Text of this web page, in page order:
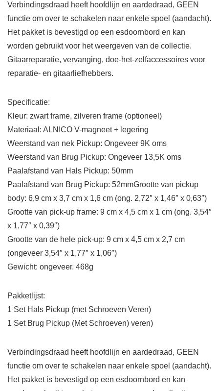
Verbindingsdraad heeft hoofdlijn en aardedraad, GEEN
functie om over te schakelen naar enkele spoel (aandacht).
Het pakket is bevestigd op een esdoornbord en kan
worden gebruikt voor het weergeven van de collectie.
Gitaarreparatie, vervanging, doe-het-zelfaccessoires voor
reparatie- en gitaarliefhebbers.
Specificatie:
Kleur: zwart frame, zilveren frame (optioneel)
Materiaal: ALNICO V-magneet + legering
Weerstand van nek Pickup: Ongeveer 9K oms
Weerstand van Brug Pickup: Ongeveer 13,5K oms
Paalafstand van Hals Pickup: 50mm
Paalafstand van Brug Pickup: 52mmGrootte van pickup
body: 6,9 cm x 3,7 cm x 1,6 cm (ong. 2,72″ x 1,46″ x 0,63″)
Grootte van pick-up frame: 9 cm x 4,5 cm x 1 cm (ong. 3,54″
x 1,77″ x 0,39″)
Grootte van de hele pick-up: 9 cm x 4,5 cm x 2,7 cm
(ongeveer 3,54″ x 1,77″ x 1,06″)
Gewicht: ongeveer. 468g
Pakketlijst:
1 Set Hals Pickup (met Schroeven Veren)
1 Set Brug Pickup (Met Schroeven) veren)
Verbindingsdraad heeft hoofdlijn en aardedraad, GEEN
functie om over te schakelen naar enkele spoel (aandacht).
Het pakket is bevestigd op een esdoornbord en kan